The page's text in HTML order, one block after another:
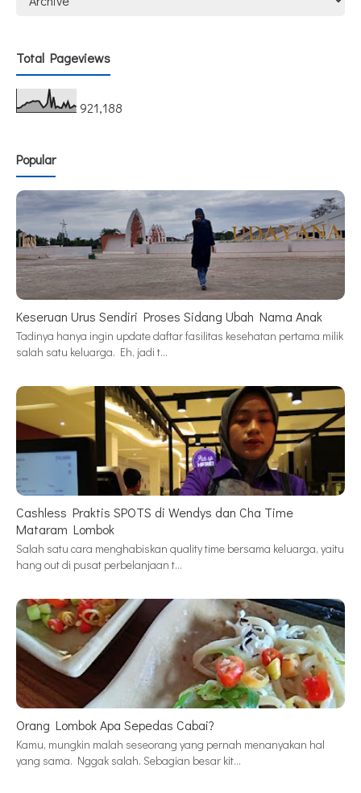
Total Pageviews
921,188
Popular
Keseruan Urus Sendiri Proses Sidang Ubah Nama Anak
Tadinya hanya ingin update daftar fasilitas kesehatan pertama milik
salah satu keluarga. Eh, jadi t…
Cashless Praktis SPOTS di Wendys dan Cha Time
Mataram Lombok
Salah satu cara menghabiskan quality time bersama keluarga, yaitu
hang out di pusat perbelanjaan t…
Orang Lombok Apa Sepedas Cabai?
Kamu, mungkin malah seseorang yang pernah menanyakan hal
yang sama. Nggak salah. Sebagian besar kit…